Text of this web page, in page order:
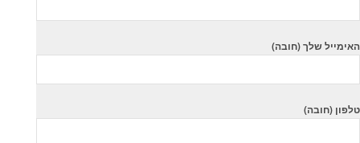
האימייל שלך (חובה)
טלפון (חובה)